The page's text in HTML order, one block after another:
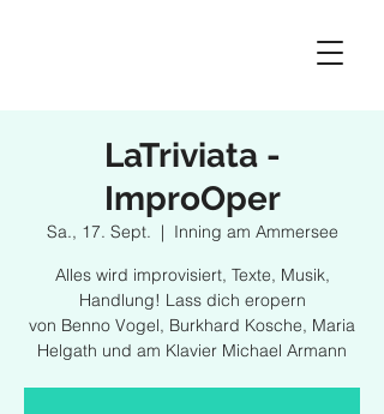
LaTriviata -
ImproOper
Sa., 17. Sept.
  |
Inning am Ammersee
Alles wird improvisiert, Texte, Musik,
Handlung! Lass dich eropern
von Benno Vogel, Burkhard Kosche, Maria
Helgath und am Klavier Michael Armann